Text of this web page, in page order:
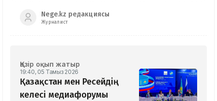
Nege.kz редакциясы
Журналист
Қазір оқып жатыр
19:40, 05 Тамыз 2026
Қазақстан мен Ресейдің
келесі медиафорумы